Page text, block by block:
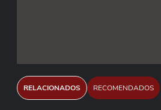
RELACIONADOS RECOMENDADOS